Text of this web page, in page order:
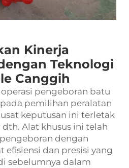
Kinerja
Teknologi
Canggih
pengeboran batu
pemilihan peralatan
keputusan ini terletak
Alat khusus ini telah
dengan
efisiensi dan presisi yang
sebelumnya dalam